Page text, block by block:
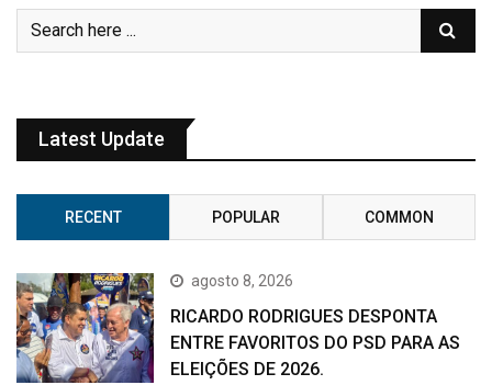
Latest Update
RECENT POPULAR COMMON
agosto 8, 2026
RICARDO RODRIGUES DESPONTA
ENTRE FAVORITOS DO PSD PARA AS
ELEIÇÕES DE 2026.